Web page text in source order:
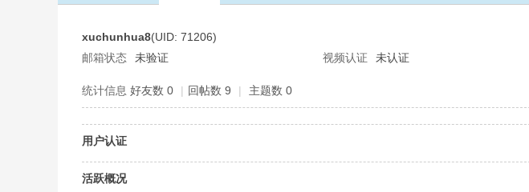
xuchunhua8(UID: 71206)
邮箱状态
未验证 视频认证 未认证
统计信息 好友数 0 | 回帖数 9 | 主题数 0
用户认证
活跃概况